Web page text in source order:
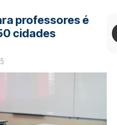
professores é
cidades